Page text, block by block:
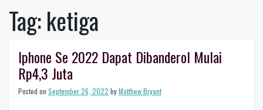
Tag:ketiga
Iphone Se 2022 Dapat Dibanderol Mulai
Rp4,3 Juta
Posted on September 26, 2022 byMatthew Bryant